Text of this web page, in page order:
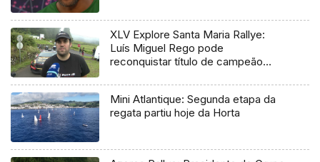
XLV Explore Santa Maria Rallye:
Luís Miguel Rego pode
reconquistar título de campeão
Mini Atlantique: Segunda etapa da
regata partiu hoje da Horta